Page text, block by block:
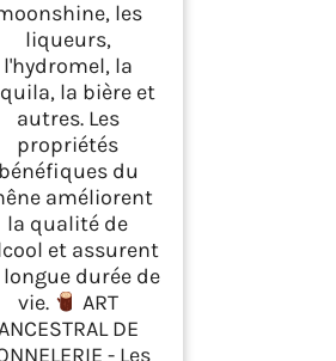
les
liqueurs,
l'hydromel, la
la bière et
autres. Les
propriétés
bénéfiques du
améliorent
la qualité de
et assurent
longue durée de
vie.
ART
DE
- Les